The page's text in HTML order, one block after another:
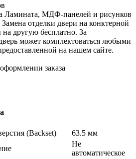
Ламината, МДФ-панелей и рисунков
отделки двери на конктерной
другую бесплатно. За
может комплектоваться любыми
на нашем сайте.
заказа
(Backset)
63.5 мм
Не
автоматическое